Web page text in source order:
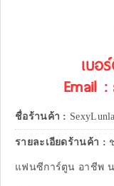
เบอ
Email :
ชื่อร้านค้า : SexyLunla
รายละเอียดร้านค้า :
แฟนซีการ์ตูน อาชีพ